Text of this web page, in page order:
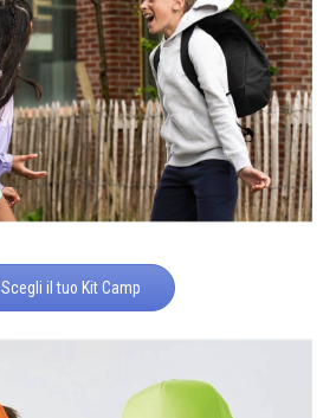
Scegli il tuo Kit Camp